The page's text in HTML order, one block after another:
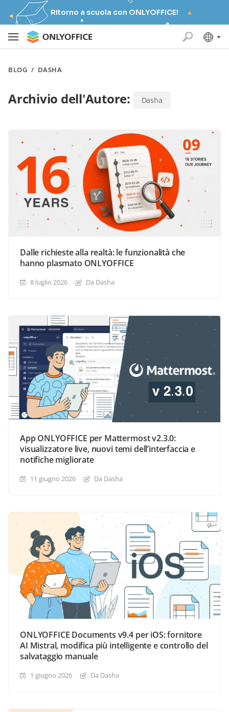
Ritorno a scuola con ONLYOFFICE!
BLOG / DASHA
Archivio dell'Autore: Dasha
Dalle richieste alla realtà: le funzionalità che
hanno plasmato ONLYOFFICE
8 luglio 2026 Da Dasha
App ONLYOFFICE per Mattermost v2.3.0:
visualizzatore live, nuovi temi dell’interfaccia e
notifiche migliorate
11 giugno 2026 Da Dasha
ONLYOFFICE Documents v9.4 per iOS: fornitore
AI Mistral, modifica più intelligente e controllo del
salvataggio manuale
1 giugno 2026 Da Dasha